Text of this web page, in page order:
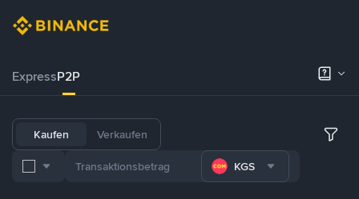
ExpressP2P
Kaufen Verkaufen
KGS